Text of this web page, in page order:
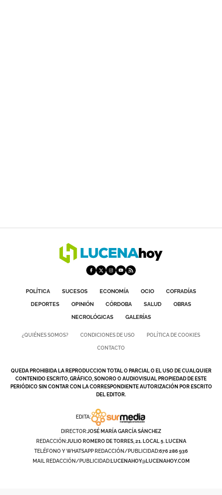
POLÍTICA SUCESOS ECONOMÍA OCIO
COFRADÍAS
DEPORTES
OPINIÓN CÓRDOBA SALUD
OBRAS
NECROLÓGICAS
GALERÍAS
¿QUIÉNES SOMOS? CONDICIONES DE USO POLÍTICA DE COOKIES
CONTACTO
QUEDA PROHIBIDA LA REPRODUCCION TOTAL O PARCIAL O EL USO DE CUALQUIER
CONTENIDO ESCRITO, GRÁFICO, SONORO O AUDIOVISUAL PROPIEDAD DE ESTE
PERIÓDICO SIN CONTAR CON LA CORRESPONDIENTE AUTORIZACIÓN POR ESCRITO
DEL EDITOR.
EDITA:
DIRECTOR:JOSÉ MARÍA GARCÍA SÁNCHEZ
REDACCIÓN:JULIO ROMERO DE TORRES, 21. LOCAL 5. LUCENA
TELÉFONO Y WHATSAPP REDACCIÓN/PUBLICIDAD:676 286 936
MAIL REDACCIÓN/PUBLICIDAD:LUCENAHOY@LUCENAHOY.COM